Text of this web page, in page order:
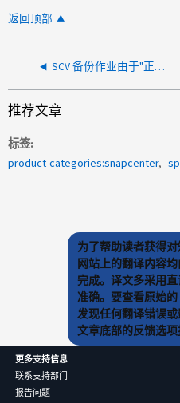
返回顶部
SCV 备份作业由于"正在进行另一次传输"而无法更新 SnapMirror。
推荐文章
标签
product-categories:snapcenter
为了帮助读者获得
网站上的翻译内容
完成。译文多采用
准确。要查看原始
发现任何翻译错误
文章底部的反馈选项
更多支持信息
联系支持部门
报告问题